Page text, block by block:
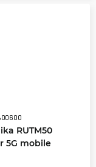
RUTM50
5G mobile